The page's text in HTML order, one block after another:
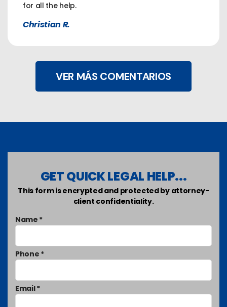
for all the help.
Christian R.
VER MÁS COMENTARIOS
GET QUICK LEGAL HELP...
This form is encrypted and protected by attorney-
client confidentiality.
Name *
Phone *
Email *